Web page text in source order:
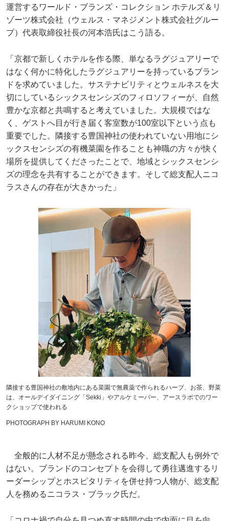
運営するワールド・ブランズ・コレクション ホテルズ＆リ
ゾーツ株式会社（ウェルス・マネジメント株式会社グルー
プ）代表取締役社長の河本浩氏はこう語る。
「京都で新しくホテルを作る際、単なるラグジュアリーで
はなく何かに特化したラグジュアリーを持っているブラン
ドを求めていました。サステナビリティとウェルネスを大
切にしているシックスセンシズのフィロソフィーが、自然
豊かな京都と共鳴すると考えていました。大規模ではな
く、ゲストへ目が行き届く客室数が100室以下という点も
重要でした。隣接する豊国神社の使われていない用地にシ
ックスセンシズの有機菜園を作ることも神職の方々が快く
場所を提供してくださったことで、地域とシックスセンシ
ズの理念を共有することができます。そして総支配人ニコ
ラスさんの存在が大きかった」
隣接する豊国神社の敷地内にある菜園で無農薬で作られるハーブ、お茶、野菜
は、オールデイダイニング「Sekki」やアルケミーバー、アースラボでのワー
クショップで使われる
PHOTOGRAPH BY HARUMI KONO
全般的に人材不足が懸念される昨今、総支配人も例外で
はない。ブランドのコンセプトを会得して勇往邁進するリ
ーダーシップとホスピタリティを併せ持つ人物が、総支配
人を務めるニコラス・ブラック氏だ。